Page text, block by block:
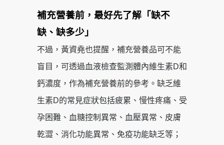
補充營養前，最好先了解「缺不
缺、缺多少」
不過，黃資堯也提醒，補充營養品可不能
盲目，可透過血液檢查監測體內維生素D和
鈣濃度，作為補充營養前的參考。缺乏維
生素D的常見症狀包括疲累、慢性疼痛、受
孕困難、血糖控制異常、血壓異常、皮膚
乾澀、消化功能異常、免疫功能缺乏等；